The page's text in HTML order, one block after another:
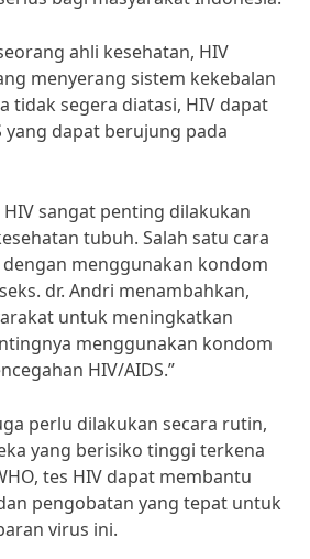
ahli kesehatan, HIV
menyerang sistem kekebalan
tidak segera diatasi, HIV dapat
yang dapat berujung pada
sangat penting dilakukan
tubuh. Salah satu cara
menggunakan kondom
dr. Andri menambahkan,
untuk meningkatkan
menggunakan kondom
HIV/AIDS.”
perlu dilakukan secara rutin,
yang berisiko tinggi terkena
tes HIV dapat membantu
pengobatan yang tepat untuk
virus ini.